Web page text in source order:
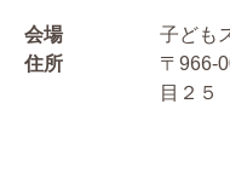
会場
子ども
住所
〒966-
目２５